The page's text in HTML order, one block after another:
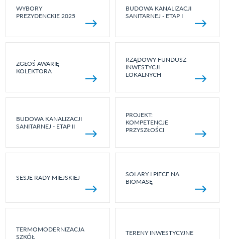
WYBORY
PREZYDENCKIE 2025
BUDOWA KANALIZACJI
SANITARNEJ - ETAP I
ZGŁOŚ AWARIĘ
KOLEKTORA
RZĄDOWY FUNDUSZ
INWESTYCJI
LOKALNYCH
BUDOWA KANALIZACJI
SANITARNEJ - ETAP II
PROJEKT:
KOMPETENCJE
PRZYSZŁOŚCI
SESJE RADY MIEJSKIEJ
SOLARY I PIECE NA
BIOMASĘ
TERMOMODERNIZACJA
SZKÓŁ
TERENY INWESTYCYJNE